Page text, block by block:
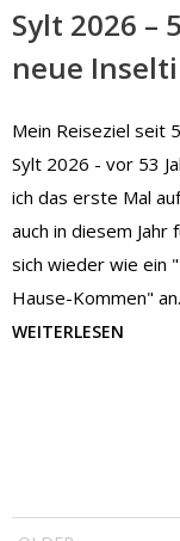
Sylt 2026 – 5
neue
Mein Reiseziel seit
Sylt 2026 - vor 53
ich das erste Mal
auch in diesem Jahr
sich wieder wie ein
Hause-Kommen"
WEITERLESEN